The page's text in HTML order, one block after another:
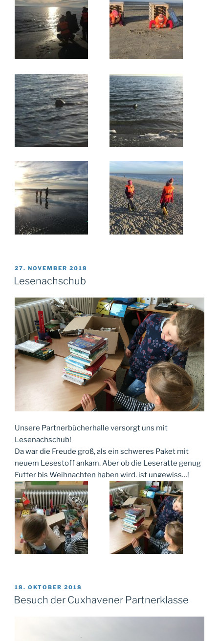
VERÖFFENTLICHT
AM
27. NOVEMBER 2018
Lesenachschub
Unsere Partnerbücherhalle versorgt uns mit
Lesenachschub!
Da war die Freude groß, als ein schweres Paket mit
neuem Lesestoff ankam. Aber ob die Leseratte genug
Futter bis Weihnachten haben wird, ist ungewiss…!
VERÖFFENTLICHT
AM
18. OKTOBER 2018
Besuch der Cuxhavener Partnerklasse